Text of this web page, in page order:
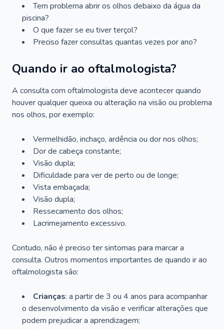
Tem problema abrir os olhos debaixo da água da
piscina?
O que fazer se eu tiver terçol?
Preciso fazer consultas quantas vezes por ano?
Quando ir ao oftalmologista?
A consulta com oftalmologista deve acontecer quando
houver qualquer queixa ou alteração na visão ou problema
nos olhos, por exemplo:
Vermelhidão, inchaço, ardência ou dor nos olhos;
Dor de cabeça constante;
Visão dupla;
Dificuldade para ver de perto ou de longe;
Vista embaçada;
Visão dupla;
Ressecamento dos olhos;
Lacrimejamento excessivo.
Contudo, não é preciso ter sintomas para marcar a
consulta. Outros momentos importantes de quando ir ao
oftalmologista são:
Crianças: a partir de 3 ou 4 anos para acompanhar
o desenvolvimento da visão e verificar alterações que
podem prejudicar a aprendizagem;